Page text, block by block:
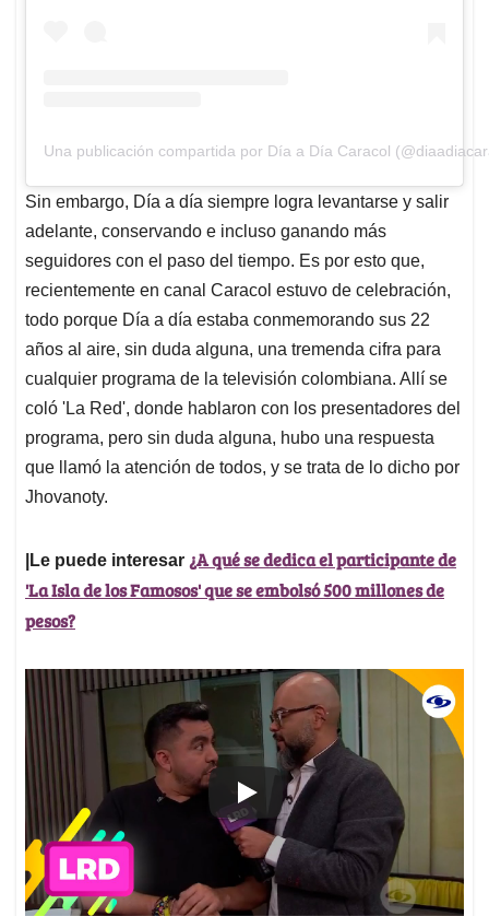
Una publicación compartida por Día a Día Caracol
Sin embargo, Día a día siempre logra levantarse y salir
adelante, conservando e incluso ganando más
seguidores con el paso del tiempo. Es por esto que,
recientemente en canal Caracol estuvo de celebración,
todo porque Día a día estaba conmemorando sus 22
años al aire, sin duda alguna, una tremenda cifra para
cualquier programa de la televisión colombiana. Allí se
coló 'La Red', donde hablaron con los presentadores del
programa, pero sin duda alguna, hubo una respuesta
que llamó la atención de todos, y se trata de lo dicho por
Jhovanoty.
|Le puede interesar ¿A qué se dedica el participante de
'La Isla de los Famosos' que se embolsó 500 millones de
pesos?